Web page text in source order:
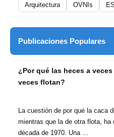
Arquitectura
OVNIs
Publicaciones Populares
¿Por qué las heces a
veces flotan?
La cuestión de por qué la caca
mientras que la de otra flota,
década de 1970. Una ...